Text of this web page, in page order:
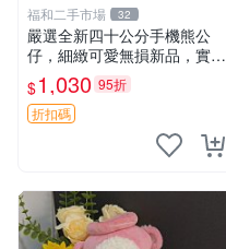
福和二手市場 32
嚴選全新四十公分手機熊公
仔，細緻可愛無損新品，實拍
展現萌趣風采 潘朵拉 熊抱枕
$1,030 95折
折扣碼